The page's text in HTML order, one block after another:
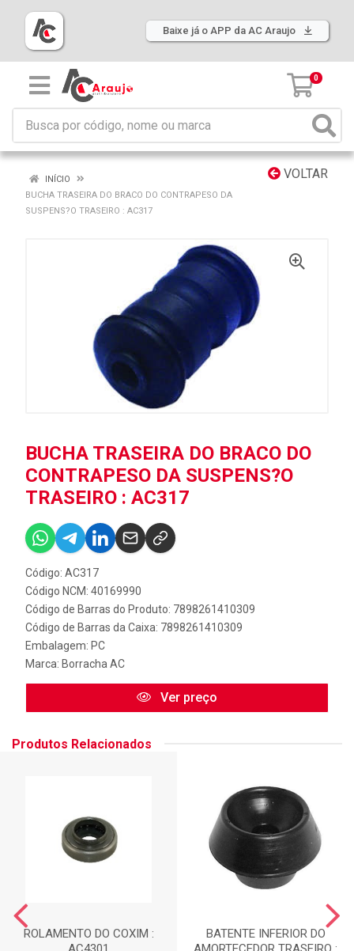
Baixe já o APP da AC Araujo
0
VOLTAR
INÍCIO
BUCHA TRASEIRA DO BRACO DO CONTRAPESO DA
SUSPENS?O TRASEIRO : AC317
BUCHA TRASEIRA DO BRACO DO
CONTRAPESO DA SUSPENS?O
TRASEIRO : AC317
Código: AC317
Código NCM: 40169990
Código de Barras do Produto: 7898261410309
Código de Barras da Caixa: 7898261410309
Embalagem: PC
Marca: Borracha AC
Ver preço
Produtos Relacionados
ROLAMENTO DO COXIM :
BATENTE INFERIOR DO